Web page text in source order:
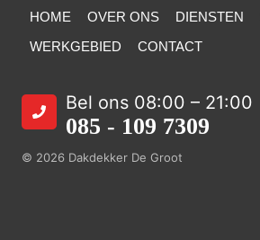
HOME OVER ONS DIENSTEN
WERKGEBIED
CONTACT
Bel ons 08:00 – 21:00
085 - 109 7309
© 2026 Dakdekker De Groot